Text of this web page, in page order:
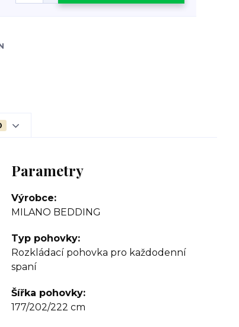
Parametry
Výrobce
MILANO BEDDING
Typ pohovky
Rozkládací pohovka pro každodenní
spaní
Šířka pohovky
177/202/222 cm